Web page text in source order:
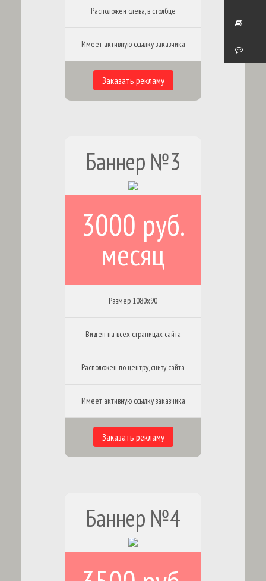
Расположен слева, в столбце
Имеет активную ссылку заказчика
Заказать рекламу
Баннер №3
3000 руб.
месяц
Размер 1080х90
Виден на всех страницах сайта
Расположен по центру, снизу сайта
Имеет активную ссылку заказчика
Заказать рекламу
Баннер №4